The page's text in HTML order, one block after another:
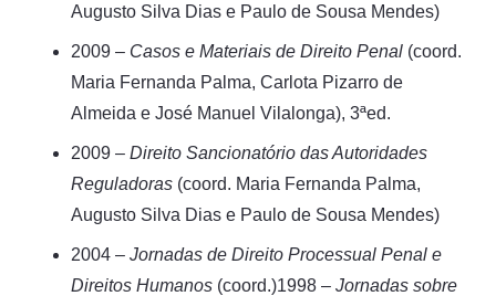
Augusto Silva Dias e Paulo de Sousa Mendes)
2009 – Casos e Materiais de Direito Penal (coord.
Maria Fernanda Palma, Carlota Pizarro de
Almeida e José Manuel Vilalonga), 3ªed.
2009 – Direito Sancionatório das Autoridades
Reguladoras (coord. Maria Fernanda Palma,
Augusto Silva Dias e Paulo de Sousa Mendes)
2004 – Jornadas de Direito Processual Penal e
Direitos Humanos (coord.)1998 – Jornadas sobre